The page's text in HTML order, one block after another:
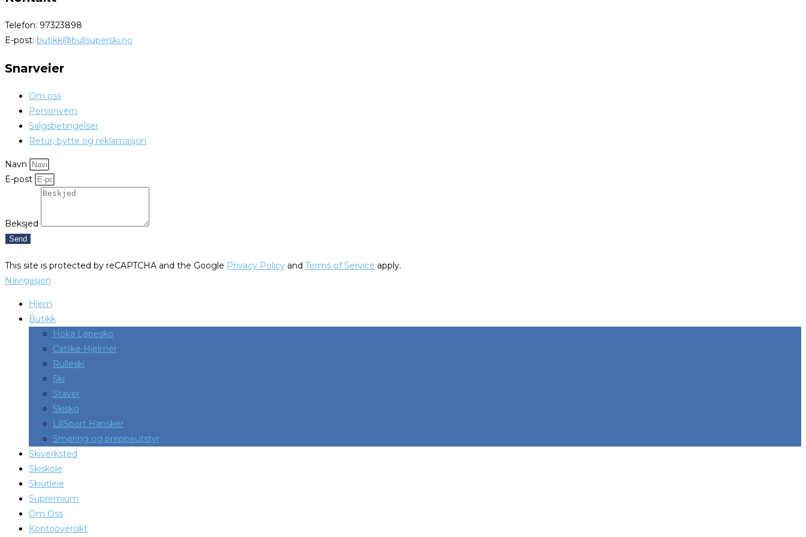
Telefon: 97323898
E-post: butikk@bullsuperski.no
Snarveier
Om oss
Personvern
Salgsbetingelser
Retur, bytte og reklamasjon
Navn
E-post
Beksjed
Send
This site is protected by reCAPTCHA and the Google Privacy Policy and Terms of Service apply.
Navigasjon
Hjem
Butikk
Hoka Løpesko
Catlike Hjelmer
Rulleski
Ski
Staver
Skisko
LillSport Hansker
Smøring og preppeutstyr
Skiverksted
Skiskole
Skiutleie
Supremium
Om Oss
Kontooversikt